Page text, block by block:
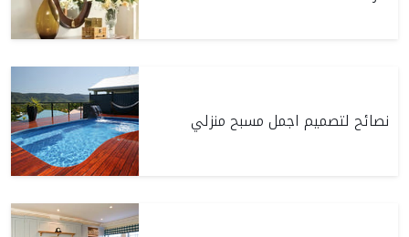
نصائح لتصميم اجمل مسبح منزلي